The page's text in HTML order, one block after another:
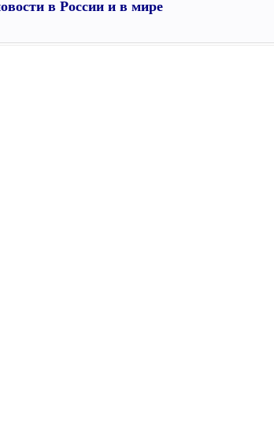
в России и в мире